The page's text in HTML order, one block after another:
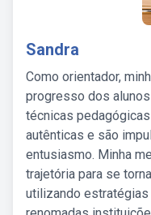
Sandra
Como orientador,
progresso dos
técnicas
autênticas e são
entusiasmo. Minha
trajetória para se
utilizando